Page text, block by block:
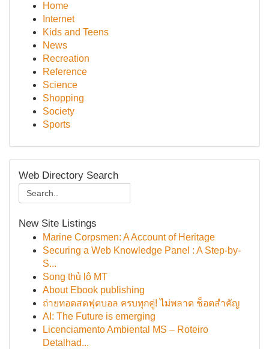
Home
Internet
Kids and Teens
News
Recreation
Reference
Science
Shopping
Society
Sports
Web Directory Search
New Site Listings
Marine Corpsmen: A Account of Heritage
Securing a Web Knowledge Panel : A Step-by-
S...
Song thủ lô MT
About Ebook publishing
ถ่ายทอดสดฟุตบอล ครบทุกคู่! ไม่พลาด ช็อตสำคัญ
AI: The Future is emerging
Licenciamento Ambiental MS – Roteiro
Detalhad...